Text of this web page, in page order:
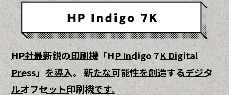
HP社最新鋭の印刷機「HP Indigo 7K Digital
Press」を導入。 新たな可能性を創造するデジタ
ルオフセット印刷機です。